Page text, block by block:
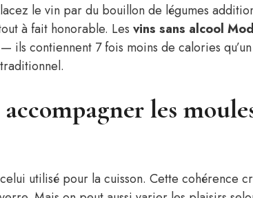
le vin par du bouillon de légumes
à fait honorable. Les vins sans alcool
ils contiennent 7 fois moins de calories
les
utilisé pour la cuisson. Cette cohérence